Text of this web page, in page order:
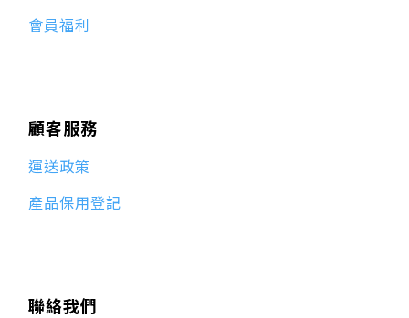
會員福利
顧客服務
運送政策
產品保用登記
聯絡我們